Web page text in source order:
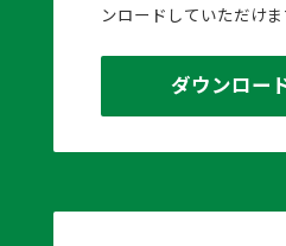
ンロードしていただけま
ダウンロー